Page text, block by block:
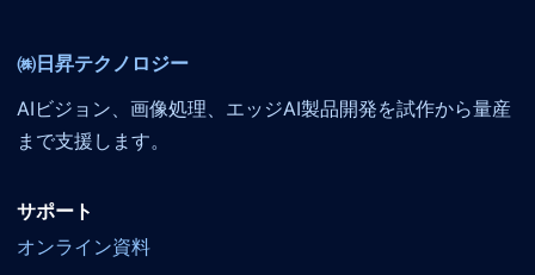
㈱日昇テクノロジー
AIビジョン、画像処理、エッジAI製品開発を試作から量産
まで支援します。
サポート
オンライン資料